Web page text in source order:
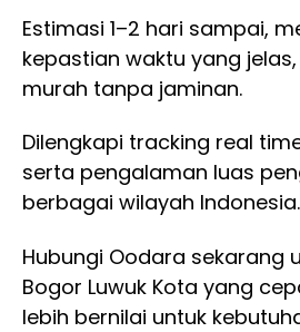
Estimasi 1–2 hari sampai,
kepastian waktu yang
murah tanpa jaminan.
Dilengkapi tracking real
serta pengalaman luas
berbagai wilayah Indonesia.
Hubungi Oodara sekarang
Bogor Luwuk Kota yang
lebih bernilai untuk